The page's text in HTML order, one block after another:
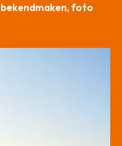
bekendmaken, foto